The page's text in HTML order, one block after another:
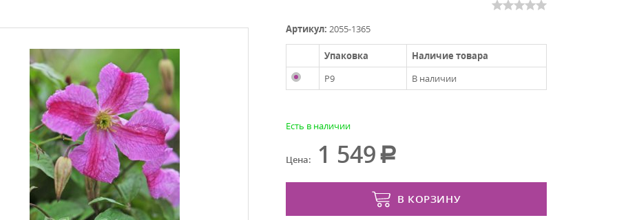
Артикул: 2055-1365
Упаковка
Наличие товара
P9
В наличии
Есть в наличии
Цена: 1 549
В КОРЗИНУ